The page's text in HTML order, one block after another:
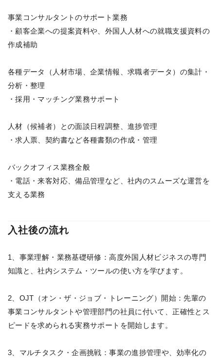
事業コンサルタントのサポート業務
・顧客企業への提案資料や、外国人人材への就職支援資料の
作成補助
各種データ（人材市場、企業情報、求職者データ）の集計・
分析・整理
・採用・マッチング業務サポート
人材（候補者）との面談日程調整、進捗管理
・求人票、契約書など各種書類の作成・管理
バックオフィス業務全般
・電話・来客対応、備品管理など、社内のスムーズな運営を
支える業務
入社後の流れ
1、事業理解・業務基礎研修：高度外国人材ビジネスの専門
知識と、社内システム・ツールの使い方を学びます。
2、OJT（オン・ザ・ジョブ・トレーニング）開始：先輩の
事業コンサルタントや管理部門の社員に付いて、正確性とス
ピードを求められる実務サポートを開始します。
3、マルチタスク・企画挑戦：事業の進捗管理や、効率化の